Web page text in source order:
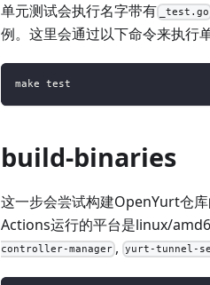
单元测试会执行名字带有 _test.go
例。这里会通过以下命令来执行
make test
build-binaries
这一步会尝试构建OpenYurt仓
Actions运行的平台是linux/
controller-manager , yurt-tunnel-